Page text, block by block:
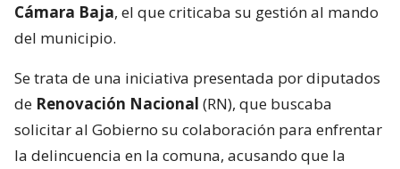
Cámara Baja, el que criticaba su gestión al mando
del municipio.
Se trata de una iniciativa presentada por diputados
de Renovación Nacional (RN), que buscaba
solicitar al Gobierno su colaboración para enfrentar
la delincuencia en la comuna, acusando que la